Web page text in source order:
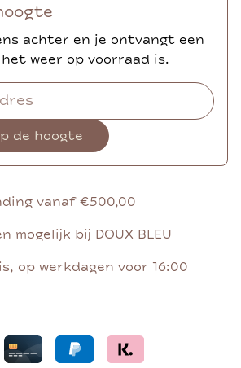
achter en je ontvangt een
weer op voorraad is.
de hoogte
vanaf €500,00
mogelijk bij DOUX BLEU
op werkdagen voor 16:00